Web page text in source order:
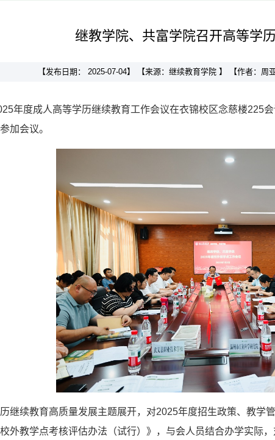
继教学院、共富学院召开高等学
【发布日期： 2025-07-04】 【来源：继续教育学院 】 【作者：周
年度成人高等学历继续教育工作会议在衣锦校区念慈楼225
加会议。
继续教育高质量发展主题展开，对2025年度招生政策、教学
外教学点考核评估办法（试行）》，与会人员结合办学实际